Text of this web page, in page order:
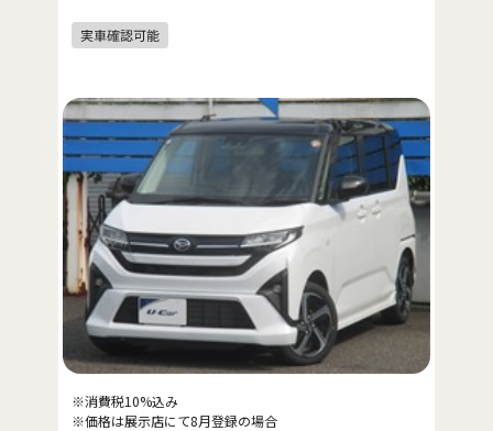
※消費税10%込み
※価格は展示店にて8月登録の場合